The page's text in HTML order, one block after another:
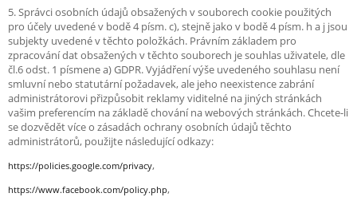
5. Správci osobních údajů obsažených v souborech cookie použitých
pro účely uvedené v bodě 4 písm. c), stejně jako v bodě 4 písm. h a j jsou
subjekty uvedené v těchto položkách. Právním základem pro
zpracování dat obsažených v těchto souborech je souhlas uživatele, dle
čl.6 odst. 1 písmene a) GDPR. Vyjádření výše uvedeného souhlasu není
smluvní nebo statutární požadavek, ale jeho neexistence zabrání
administrátorovi přizpůsobit reklamy viditelné na jiných stránkách
vašim preferencím na základě chování na webových stránkách. Chcete-li
se dozvědět více o zásadách ochrany osobních údajů těchto
administrátorů, použijte následující odkazy:
https://policies.google.com/privacy,
https://www.facebook.com/policy.php,